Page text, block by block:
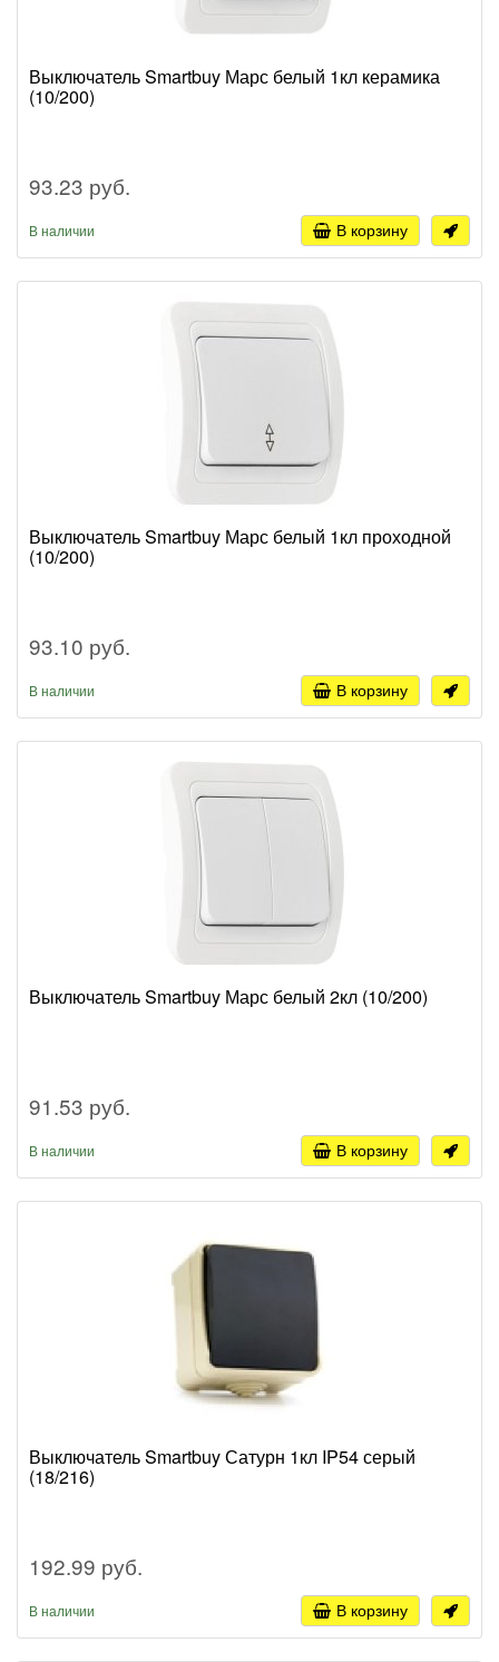
Выключатель Smartbuy Марс белый 1кл керамика
(10/200)
93.23 руб.
В наличии В корзину
Выключатель Smartbuy Марс белый 1кл проходной
(10/200)
93.10 руб.
В наличии В корзину
Выключатель Smartbuy Марс белый 2кл (10/200)
91.53 руб.
В наличии В корзину
Выключатель Smartbuy Сатурн 1кл IP54 серый
(18/216)
192.99 руб.
В наличии В корзину